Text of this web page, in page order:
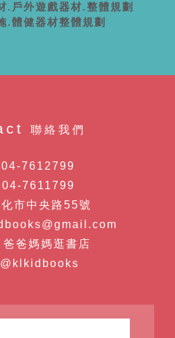
.戶外遊戲器材.整體規劃
.體健器材整體規劃
聯絡我們
04-7612799
04-7611799
市中央路55號
爸爸媽媽逛書店
@klkidbooks